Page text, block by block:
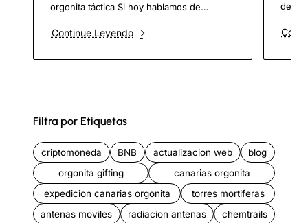
orgonita táctica Si hoy hablamos de
de Tierra, Tapones de Tierra y gifting..
Continue Leyendo
de
M.B.,
Filtra por Etiquetas
criptomoneda BNB actualizacion web
blog
orgonita gifting
canarias orgonita
expedicion canarias orgonita
torres mortiferas
antenas moviles
radiacion antenas
chemtrails